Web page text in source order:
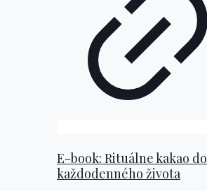
E-book: Rituálne kakao do
každodenného života